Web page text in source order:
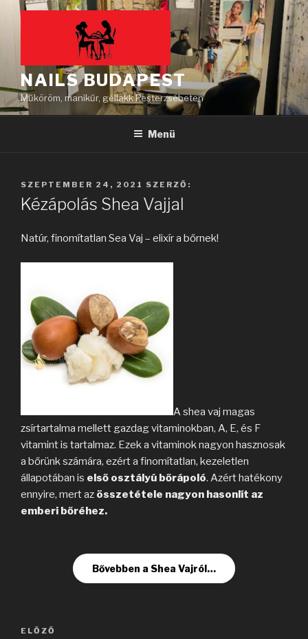
Tartalomhoz
NAILS BUDAPEST
Műköröm, manikűr, géllakk Pesterzsébeten
Menü
BEKÜLDVE:
SZEPTEMBER 24, 2021 SZERZŐ:
Kézápolás Shea Vajjal
Natúr, finomítatlan Sea Vaj – elixír a bőrnek!
A shea vaj magas
zsírtartalma mellett gazdag vitaminokban, A, E, és F
vitamint is tartalmaz. Ezek a vitaminok nagyon hasznosak
a bőrünk számára, ezért a finomítatlan, kezeletlen
állapotában is első osztályú bőrápoló. Azért hatékony
ennyire, mert az összetétele nagyon hasonlít az
emberi bőréhez.
Bővebben a Shea Vajról…
Bejegyzés
Korábbi
ELŐZŐ